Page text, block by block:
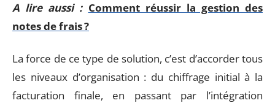
A lire aussi : Comment réussir la gestion des
notes de frais ?
La force de ce type de solution, c’est d’accorder tous
les niveaux d’organisation : du chiffrage initial à la
facturation finale, en passant par l’intégration